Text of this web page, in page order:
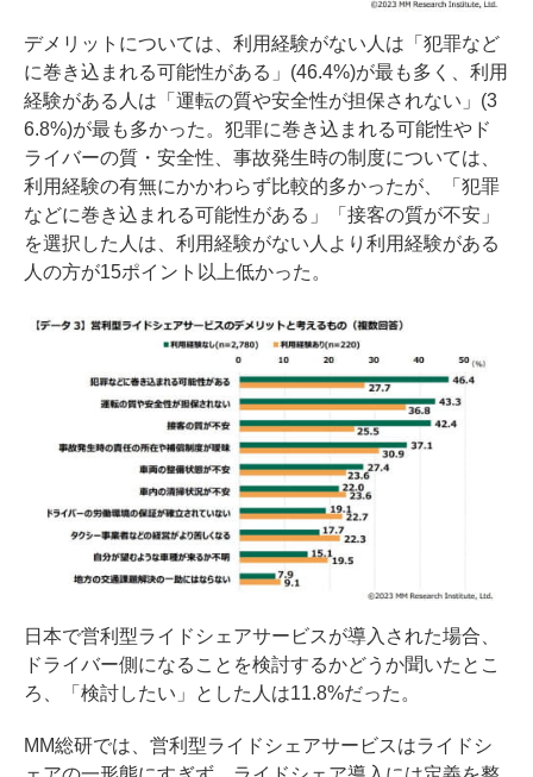
デメリットについては、利用経験がない人は「犯罪など
に巻き込まれる可能性がある」(46.4%)が最も多く、利用
経験がある人は「運転の質や安全性が担保されない」(3
6.8%)が最も多かった。犯罪に巻き込まれる可能性やド
ライバーの質・安全性、事故発生時の制度については、
利用経験の有無にかかわらず比較的多かったが、「犯罪
などに巻き込まれる可能性がある」「接客の質が不安」
を選択した人は、利用経験がない人より利用経験がある
人の方が15ポイント以上低かった。
日本で営利型ライドシェアサービスが導入された場合、
ドライバー側になることを検討するかどうか聞いたとこ
ろ、「検討したい」とした人は11.8%だった。
MM総研では、営利型ライドシェアサービスはライドシ